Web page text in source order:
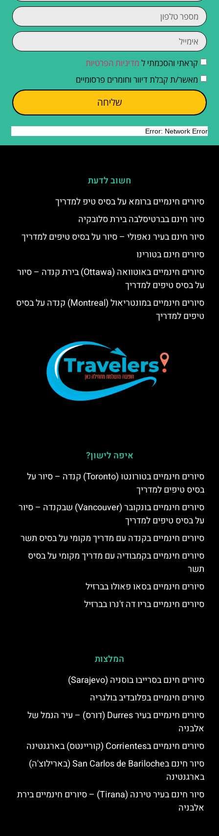
קראתי והסכמתי ל מדיניות הפרטיות
מאשר/ת קבלת דיוור וחומרים פרסומיים
שליחה
חשוב לדעת
סיורים חינמיים ברומא על בסיס טיפ למדריך
סיור חינם בברטיסלבה בירת סלובקיה
סיור חינם בעיר נאפולי – סיור על בסיס טיפים למדריך
סיורים חינם בטורינו
סיורים חינמיים באוטוואה (Ottawa) בירת קנדה – סיור
על בסיס טיפים למדריך
סיורים חינמיים במונטריאול (Montreal) קנדה על בסיס
טיפים למדריך
איפה לישון?
סיורים חינמיים בטורונטו (Toronto) קנדה – סיור על
בסיס טיפים למדריך
סיורים חינמיים בונקובר (Vancouver) שבקנדה – סיור
על בסיס טיפים למדריך
סיורים חינמיים בקנדה עם מדריך מקומי על בסיס תשר
סיורים חינמיים בקמבודיה עם מדריך מקומי על בסיס
תשר
סיורים חינמיים בסאו פאולו בברזיל
סיורים חינמיים בריו דה ז'נרו בברזיל
המלצות
סיורים חינם בסרייבו בוסניה (Sarajevo)
סיורים חינמיים בפלובדיב בולגריה
סיורים חינמיים בעיר Durres (דורס) – עיר הנמל של
אלבניה
סיורים חינמיים בCorrientes (קוריינטס) בארגנטינה
סיור חינם בSan Carlos de Bariloche (בארילוצ'ה)
בארגנטינה
סיור חינם בעיר טירנה (Tirana) – סיורים חינמיים בירת
אלבניה